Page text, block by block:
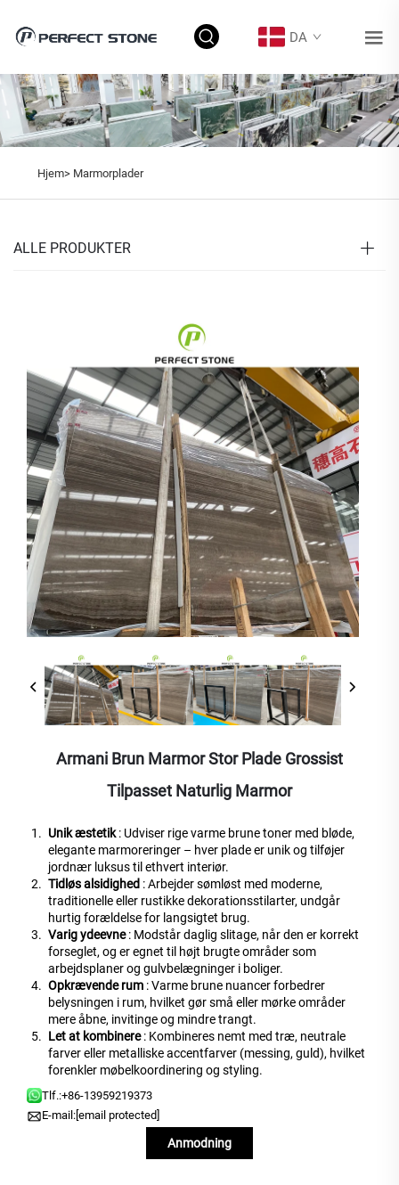
DA
Hjem> Marmorplader
ALLE PRODUKTER
Armani Brun Marmor Stor Plade Grossist
Tilpasset Naturlig Marmor
Unik æstetik: Udviser rige varme brune toner med bløde,
elegante marmoreringer – hver plade er unik og tilføjer
jordnær luksus til ethvert interiør.
Tidløs alsidighed : Arbejder sømløst med moderne,
traditionelle eller rustikke dekorationsstilarter, undgår
hurtig forældelse for langsigtet brug.
Varig ydeevne: Modstår daglig slitage, når den er korrekt
forseglet, og er egnet til højt brugte områder som
arbejdsplaner og gulvbelægninger i boliger.
Opkrævende rum : Varme brune nuancer forbedrer
belysningen i rum, hvilket gør små eller mørke områder
mere åbne, invitinge og mindre trangt.
Let at kombinere: Kombineres nemt med træ, neutrale
farver eller metalliske accentfarver (messing, guld), hvilket
forenkler møbelkoordinering og styling.
Tlf.:+86-13959219373
E-mail: [email protected]
Anmodning